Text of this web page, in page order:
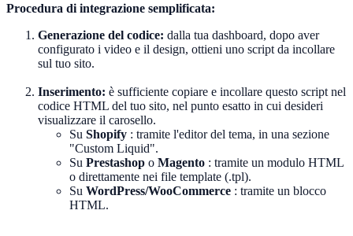
Procedura di integrazione semplificata:
Generazione del codice: dalla tua dashboard, dopo aver
configurato i video e il design, ottieni uno script da incollare
sul tuo sito.
Inserimento: è sufficiente copiare e incollare questo script nel
codice HTML del tuo sito, nel punto esatto in cui desideri
visualizzare il carosello.
Su Shopify : tramite l'editor del tema, in una sezione
"Custom Liquid".
Su Prestashop o Magento : tramite un modulo HTML
o direttamente nei file template (.tpl).
Su WordPress/WooCommerce : tramite un blocco
HTML.